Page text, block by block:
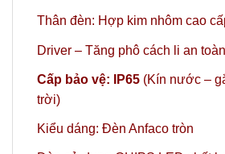
Thân đèn: Hợp kim nhôm cao
Driver – Tăng phô cách li an
Cấp bảo vệ: IP65 (Kín nước –
trời)
Kiểu dáng: Đèn Anfaco tròn